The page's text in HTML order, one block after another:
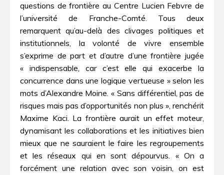
questions de frontière au Centre Lucien Febvre de
l’université de Franche-Comté. Tous deux
remarquent qu’au-delà des clivages politiques et
institutionnels, la volonté de vivre ensemble
s’exprime de part et d’autre d’une frontière jugée
« indispensable, car c’est elle qui exacerbe la
concurrence dans une logique vertueuse » selon les
mots d’Alexandre Moine. « Sans différentiel, pas de
risques mais pas d’opportunités non plus », renchérit
Maxime Kaci. La frontière aurait un effet moteur,
dynamisant les collaborations et les initiatives bien
mieux que ne sauraient le faire les regroupements
et les réseaux qui en sont dépourvus. « On a
forcément une relation avec son voisin, on est